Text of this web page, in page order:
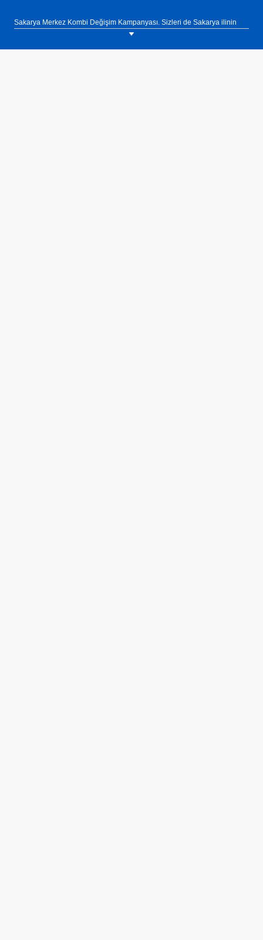
Sakarya Merkez Kombi Değişim Kampanyası. Sizleri de Sakarya ilinin
Merkez ilçesinde bulunan DemirDöküm Bayi Vizyon Mühendislik